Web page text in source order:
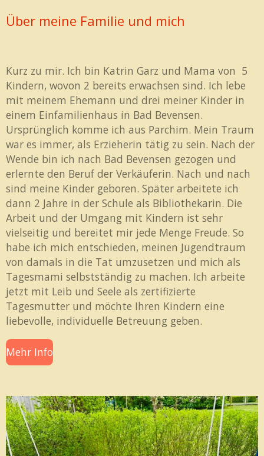
Über meine Familie und mich
Kurz zu mir. Ich bin Katrin Garz und Mama von 5
Kindern, wovon 2 bereits erwachsen sind. Ich lebe
mit meinem Ehemann und drei meiner Kinder in
einem Einfamilienhaus in Bad Bevensen.
Ursprünglich komme ich aus Parchim. Mein Traum
war es immer, als Erzieherin tätig zu sein. Nach der
Wende bin ich nach Bad Bevensen gezogen und
erlernte den Beruf der Verkäuferin. Nach und nach
sind meine Kinder geboren. Später arbeitete ich
dann 2 Jahre in der Schule als Bibliothekarin. Die
Arbeit und der Umgang mit Kindern ist sehr
vielseitig und bereitet mir jede Menge Freude. So
habe ich mich entschieden, meinen Jugendtraum
von damals in die Tat umzusetzen und mich als
Tagesmami selbstständig zu machen. Ich arbeite
jetzt mit Leib und Seele als zertifizierte
Tagesmutter und möchte Ihren Kindern eine
liebevolle, individuelle Betreuung geben.
Mehr Info